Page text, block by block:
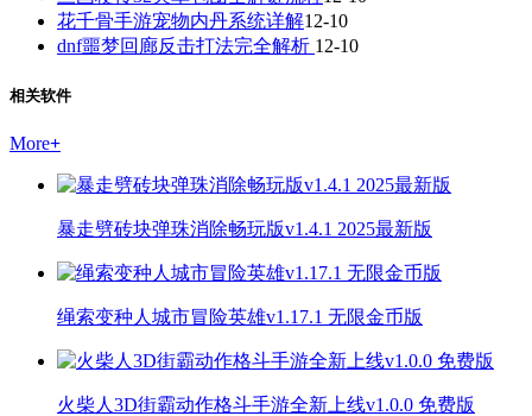
花千骨手游宠物内丹系统详解12-10
dnf噩梦回廊反击打法完全解析 12-10
相关软件
More+
暴走劈砖块弹珠消除畅玩版v1.4.1 2025最新版
绳索变种人城市冒险英雄v1.17.1 无限金币版
火柴人3D街霸动作格斗手游全新上线v1.0.0 免费版